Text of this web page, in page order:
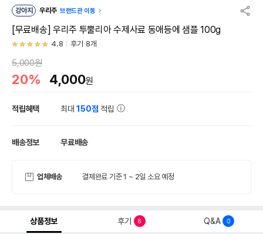
강아지 우리주 브랜드관 이동
[무료배송] 우리주 투뿔리아 수제사료 동애등에 샘플 100g
4.8 후기 8개
5,000원
20% 4,000원
적립혜택 최대150점 적립
배송정보 무료배송
업체배송 결제완료 기준 1 ~ 2일 소요 예정
상품정보 후기 8 Q&A 0